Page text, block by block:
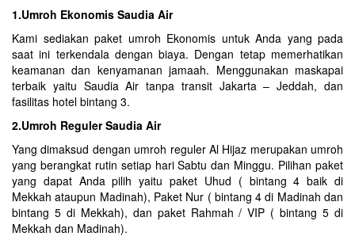
1.Umroh Ekonomis Saudia Air
Kami sediakan paket umroh Ekonomis untuk Anda yang pada
saat ini terkendala dengan biaya. Dengan tetap memerhatikan
keamanan dan kenyamanan jamaah. Menggunakan maskapai
terbaik yaitu Saudia Air tanpa transit Jakarta – Jeddah, dan
fasilitas hotel bintang 3.
2.Umroh Reguler Saudia Air
Yang dimaksud dengan umroh reguler Al Hijaz merupakan umroh
yang berangkat rutin setiap hari Sabtu dan Minggu. Pilihan paket
yang dapat Anda pilih yaitu paket Uhud ( bintang 4 baik di
Mekkah ataupun Madinah), Paket Nur ( bintang 4 di Madinah dan
bintang 5 di Mekkah), dan paket Rahmah / VIP ( bintang 5 di
Mekkah dan Madinah).